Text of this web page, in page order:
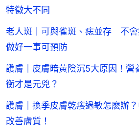
特徵大不同
老人斑｜可與雀斑、痣並存 不
做好一事可預防
護膚｜皮膚暗黃陰沉5大原因！營
衡才是元兇？
護膚｜換季皮膚乾癢過敏怎麽辦
改善膚質！